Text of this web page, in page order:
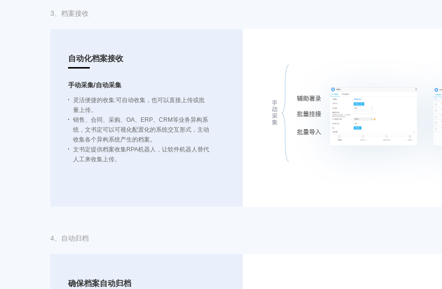
3、 档案接收
自动化档案接收
手动采集/自动采集
灵活便捷的收集:可自动收集，也可以直接上传或批
量上传。
销售、合同、采购、OA、ERP、CRM等业务异构系
统，文书定可以可视化配置化的系统交互形式，主动
收集各个异构系统产生的档案。
文书定提供档案收集RPA机器人，让软件机器人替代
人工来收集上传。
4、 自动归档
确保档案自动归档